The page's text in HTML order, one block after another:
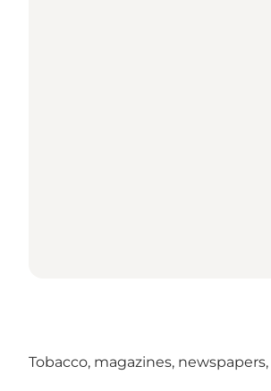
Tobacco, magazines,